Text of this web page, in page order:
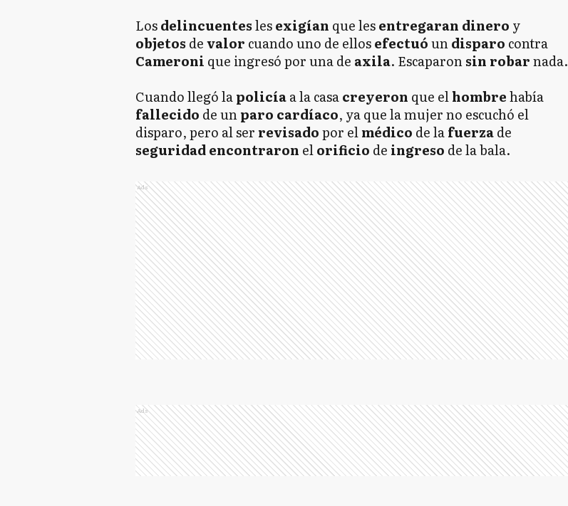
Losdelincuenteslesexigían que lesentregaran dinero y
objetos devalor cuando uno de ellosefectuóundisparo contra
Cameroni que ingresó por una de axila. Escaparonsin robarnada.
Cuando llegó lapolicíaa la casacreyeron que elhombrehabía
fallecido de unparo cardíaco, ya que la mujer no escuchó el
disparo, pero al ser revisadopor elmédico de lafuerzade
seguridad encontraron elorificio de ingreso de la bala.
Ads
Ads